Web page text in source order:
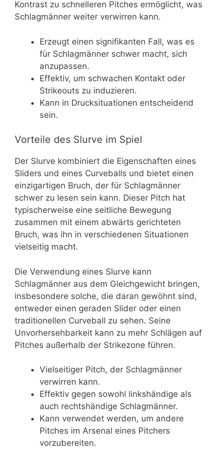
Kontrast zu schnelleren Pitches ermöglicht, was
Schlagmänner weiter verwirren kann.
Erzeugt einen signifikanten Fall, was es
für Schlagmänner schwer macht, sich
anzupassen.
Effektiv, um schwachen Kontakt oder
Strikeouts zu induzieren.
Kann in Drucksituationen entscheidend
sein.
Vorteile des Slurve im Spiel
Der Slurve kombiniert die Eigenschaften eines
Sliders und eines Curveballs und bietet einen
einzigartigen Bruch, der für Schlagmänner
schwer zu lesen sein kann. Dieser Pitch hat
typischerweise eine seitliche Bewegung
zusammen mit einem abwärts gerichteten
Bruch, was ihn in verschiedenen Situationen
vielseitig macht.
Die Verwendung eines Slurve kann
Schlagmänner aus dem Gleichgewicht bringen,
insbesondere solche, die daran gewöhnt sind,
entweder einen geraden Slider oder einen
traditionellen Curveball zu sehen. Seine
Unvorhersehbarkeit kann zu mehr Schlägen auf
Pitches außerhalb der Strikezone führen.
Vielseitiger Pitch, der Schlagmänner
verwirren kann.
Effektiv gegen sowohl linkshändige als
auch rechtshändige Schlagmänner.
Kann verwendet werden, um andere
Pitches im Arsenal eines Pitchers
vorzubereiten.